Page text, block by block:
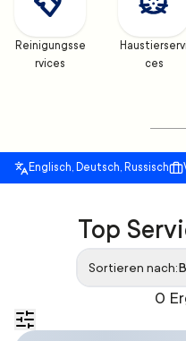
Reinigungsse
rvices
Haustierservi
ces
Englisch, Deutsch, Russisch
0
Top
Sortieren nach: